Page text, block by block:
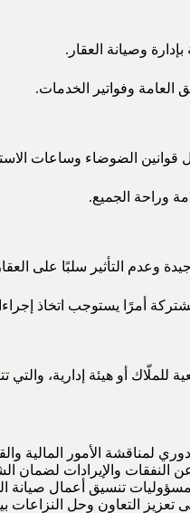
وصيانة العقار.
العامة وفواتير الخدمات.
قوانين الضوضاء وساعات
وراحة الجميع.
وعدم التأثير سلبًا على
أمرًا يستوجب اتخاذ
للملّاك أو هيئة إدارية، والتي
لمناقشة الأمور المالية
النفقات والإيرادات لضمان
تنسيق أعمال صيانة
تعزيز التعاون وحل النزاعات